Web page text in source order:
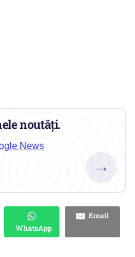
noutăți.
News
→
WhatsApp
Email